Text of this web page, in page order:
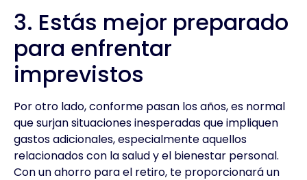
3. Estás mejor preparado
para enfrentar
imprevistos
Por otro lado, conforme pasan los años, es normal
que surjan situaciones inesperadas que impliquen
gastos adicionales, especialmente aquellos
relacionados con la salud y el bienestar personal.
Con un ahorro para el retiro, te proporcionará un